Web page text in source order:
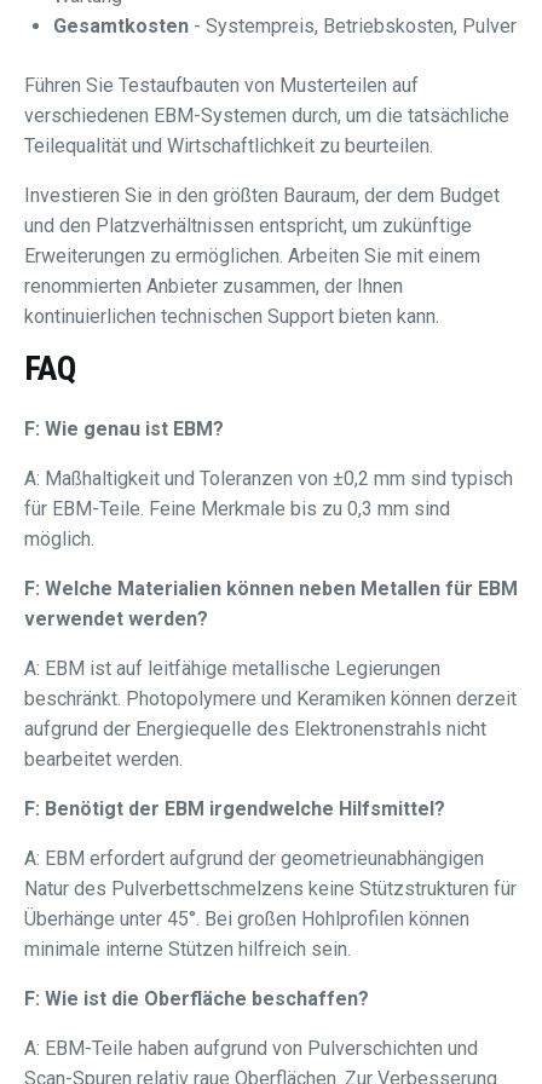
Gesamtkosten - Systempreis, Betriebskosten, Pulver
Führen Sie Testaufbauten von Musterteilen auf
verschiedenen EBM-Systemen durch, um die tatsächliche
Teilequalität und Wirtschaftlichkeit zu beurteilen.
Investieren Sie in den größten Bauraum, der dem Budget
und den Platzverhältnissen entspricht, um zukünftige
Erweiterungen zu ermöglichen. Arbeiten Sie mit einem
renommierten Anbieter zusammen, der Ihnen
kontinuierlichen technischen Support bieten kann.
FAQ
F: Wie genau ist EBM?
A: Maßhaltigkeit und Toleranzen von ±0,2 mm sind typisch
für EBM-Teile. Feine Merkmale bis zu 0,3 mm sind
möglich.
F: Welche Materialien können neben Metallen für EBM
verwendet werden?
A: EBM ist auf leitfähige metallische Legierungen
beschränkt. Photopolymere und Keramiken können derzeit
aufgrund der Energiequelle des Elektronenstrahls nicht
bearbeitet werden.
F: Benötigt der EBM irgendwelche Hilfsmittel?
A: EBM erfordert aufgrund der geometrieunabhängigen
Natur des Pulverbettschmelzens keine Stützstrukturen für
Überhänge unter 45°. Bei großen Hohlprofilen können
minimale interne Stützen hilfreich sein.
F: Wie ist die Oberfläche beschaffen?
A: EBM-Teile haben aufgrund von Pulverschichten und
Scan-Spuren relativ raue Oberflächen. Zur Verbesserung